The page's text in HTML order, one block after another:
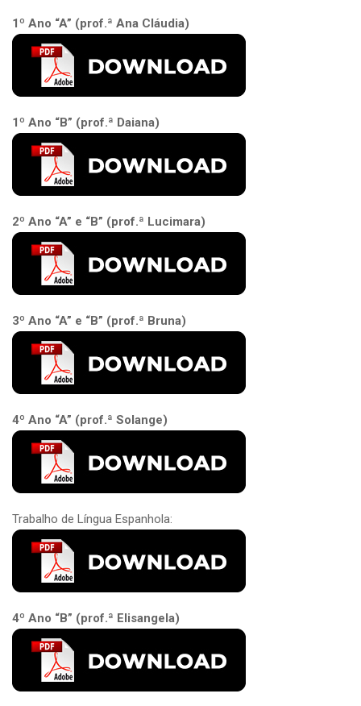
1º Ano “A” (prof.ª Ana Cláudia)
1º Ano “B” (prof.ª Daiana)
2º Ano “A” e “B” (prof.ª Lucimara)
3º Ano “A” e “B” (prof.ª Bruna)
4º Ano “A” (prof.ª Solange)
Trabalho de Língua Espanhola:
4º Ano “B” (prof.ª Elisangela)